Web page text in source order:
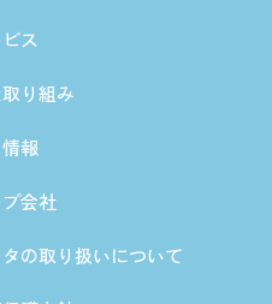
ス
り組み
報
会社
の取り扱いについて